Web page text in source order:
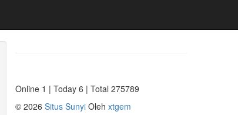
Online 1 | Today 6 | Total 275789
©2026 Situs SunyiOleh xtgem